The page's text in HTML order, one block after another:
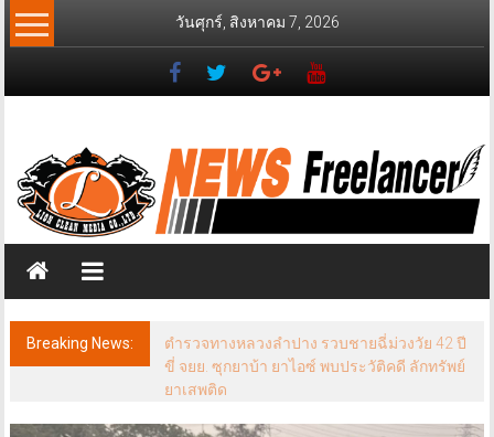
Skip
to
วันศุกร์, สิงหาคม 7, 2026
News
Freelancer
วส์
ฟรี
แลน
เซอร์
Breaking News:
ชาวบ้านหมู่บ้านออมทอง บุกทำเนียบฯ ติดตาม
คดีพิพาทที่ดินวัดดังย่านบางปู